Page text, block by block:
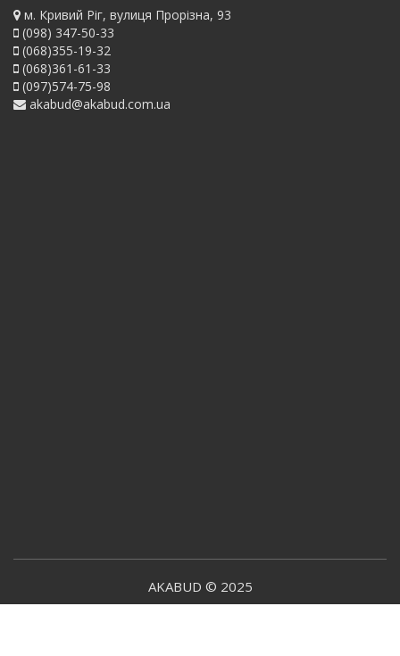
м. Кривий Ріг, вулиця Прорізна, 93
(098) 347-50-33
(068)355-19-32
(068)361-61-33
(097)574-75-98
akabud@akabud.com.ua
AKABUD © 2025